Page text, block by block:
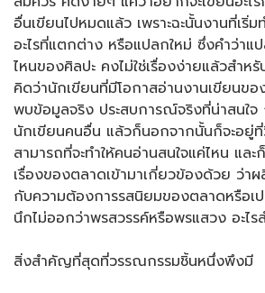
อื่นเขียนไปหมดแล้ว เพราะฉะนั้นงานที่เริ่
อะไรที่แตกต่าง หรือแปลกใหม่ ซึ่งคำว่าแ
ไหนของศิลปะ คงไม่ใช่เรื่องง่ายแล้วสำหรั
คิดว่านักเขียนที่มีโอกาสอ่านงานเขียนข
พบข้อมูลจริง ประสบการณ์จริงที่น่าสนใจ
นักเขียนคนอื่น แล้วก็นอกจากนั้นก็จะอยู่ที่
สามารถที่จะทำให้คนอ่านสนใจแค่ไหน แล
เรื่องของตลาดเข้ามาเกี่ยวข้องด้วย ว่า
กับความต้องการรสนิยมของตลาดหรือเป
นึกไม่ออกว่าพรสวรรค์หรือพรแสวง อะไ
สิ่งสำคัญที่สุดที่วรรณกรรมชิ้นหนึ่งพึงมี